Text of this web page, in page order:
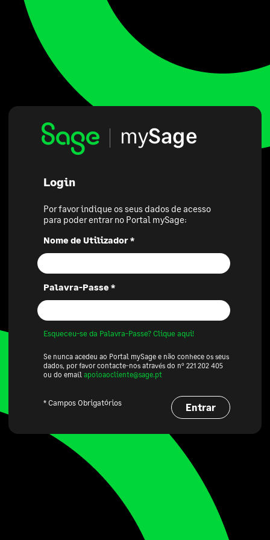
Login
Por favor indique os seus dados de acesso
para poder entrar no Portal mySage:
Nome de Utilizador *
Palavra-Passe *
Esqueceu-se da Palavra-Passe? Clique aqui!
Se nunca acedeu ao Portal mySage e não conhece os seus
dados, por favor contacte-nos através do nº 221 202 405
ou do email apoioaocliente@sage.pt
* Campos Obrigatórios Entrar